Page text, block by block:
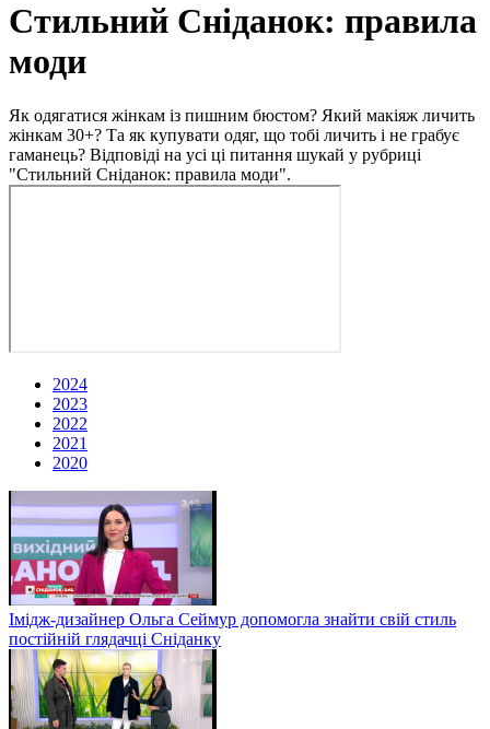
Стильний Сніданок: правила
моди
Як одягатися жінкам із пишним бюстом? Який макіяж личить
жінкам 30+? Та як купувати одяг, що тобі личить і не грабує
гаманець? Відповіді на усі ці питання шукай у рубриці
"Стильний Сніданок: правила моди".
2024
2023
2022
2021
2020
Імідж-дизайнер Ольга Сеймур допомогла знайти свій стиль
постійній глядачці Сніданку